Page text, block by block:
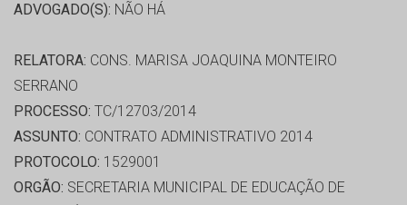
ADVOGADO(S): NÃO HÁ
RELATORA: CONS. MARISA JOAQUINA MONTEIRO
SERRANO
PROCESSO: TC/12703/2014
ASSUNTO: CONTRATO ADMINISTRATIVO 2014
PROTOCOLO: 1529001
ORGÃO: SECRETARIA MUNICIPAL DE EDUCAÇÃO DE